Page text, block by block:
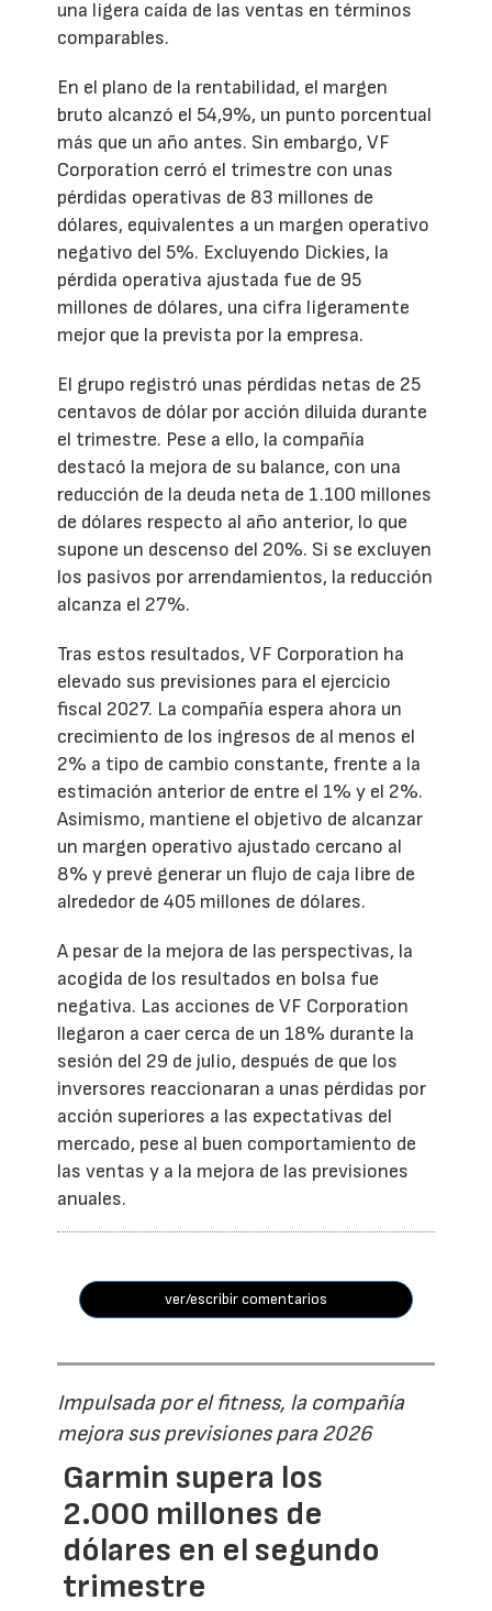
una ligera caída de las ventas en términos
comparables.
En el plano de la rentabilidad, el margen
bruto alcanzó el 54,9%, un punto porcentual
más que un año antes. Sin embargo, VF
Corporation cerró el trimestre con unas
pérdidas operativas de 83 millones de
dólares, equivalentes a un margen operativo
negativo del 5%. Excluyendo Dickies, la
pérdida operativa ajustada fue de 95
millones de dólares, una cifra ligeramente
mejor que la prevista por la empresa.
El grupo registró unas pérdidas netas de 25
centavos de dólar por acción diluida durante
el trimestre. Pese a ello, la compañía
destacó la mejora de su balance, con una
reducción de la deuda neta de 1.100 millones
de dólares respecto al año anterior, lo que
supone un descenso del 20%. Si se excluyen
los pasivos por arrendamientos, la reducción
alcanza el 27%.
Tras estos resultados, VF Corporation ha
elevado sus previsiones para el ejercicio
fiscal 2027. La compañía espera ahora un
crecimiento de los ingresos de al menos el
2% a tipo de cambio constante, frente a la
estimación anterior de entre el 1% y el 2%.
Asimismo, mantiene el objetivo de alcanzar
un margen operativo ajustado cercano al
8% y prevé generar un flujo de caja libre de
alrededor de 405 millones de dólares.
A pesar de la mejora de las perspectivas, la
acogida de los resultados en bolsa fue
negativa. Las acciones de VF Corporation
llegaron a caer cerca de un 18% durante la
sesión del 29 de julio, después de que los
inversores reaccionaran a unas pérdidas por
acción superiores a las expectativas del
mercado, pese al buen comportamiento de
las ventas y a la mejora de las previsiones
anuales.
ver/escribir comentarios
Impulsada por el fitness, la compañía
mejora sus previsiones para 2026
Garmin supera los
2.000 millones de
dólares en el segundo
trimestre